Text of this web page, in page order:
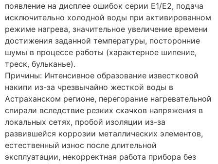
появление на дисплее ошибок серии E1/E2, подача
исключительно холодной воды при активированном
режиме нагрева, значительное увеличение времени
достижения заданной температуры, посторонние
шумы в процессе работы (характерное шипение,
треск, бульканье).
Причины: Интенсивное образование известковой
накипи из-за чрезвычайно жесткой воды в
Астраханском регионе, перегорание нагревательной
спирали вследствие резких скачков напряжения в
локальных сетях, пробой изоляции из-за
развившейся коррозии металлических элементов,
естественный износ после длительной
эксплуатации, некорректная работа прибора без